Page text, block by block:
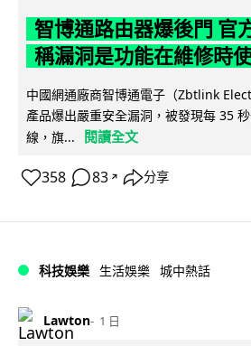
智博通路由器爆後門 官
稱漏洞是功能在維修時
中國網通廠商智博通電子（Zbtlink
產品爆出嚴重安全漏洞，被發現每 35
線，旗...
閱讀全文
358 83 ↗ 分享
科技娛樂 生活娛樂 城中熱話
Lawton 1 日